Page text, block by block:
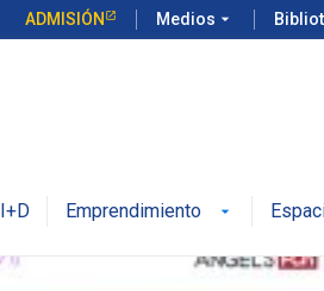
ADMISIÓN Medios arrow_drop_down
I+D Emprendimiento